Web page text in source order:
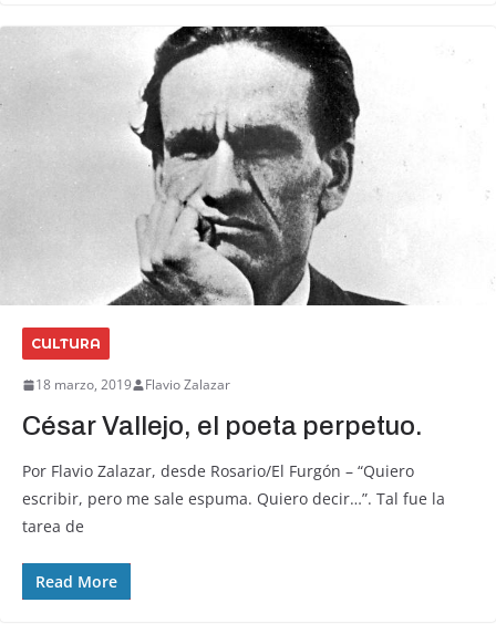
CULTURA
18 marzo, 2019 Flavio Zalazar
César Vallejo, el poeta perpetuo.
Por Flavio Zalazar, desde Rosario/El Furgón – “Quiero
escribir, pero me sale espuma. Quiero decir…”. Tal fue la
tarea de
Read More